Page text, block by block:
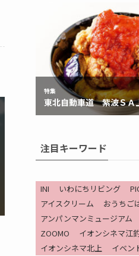
注目キーワード
INI いわにちリビング
アイスクリーム
おうちご
アンパンマンミュージアム
ZOOMO
イオンシネマ江
イオンシネマ北上
イベン